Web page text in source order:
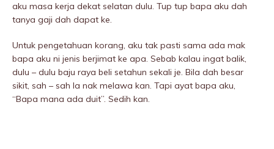
aku masa kerja dekat selatan dulu. Tup tup bapa aku dah
tanya gaji dah dapat ke.
Untuk pengetahuan korang, aku tak pasti sama ada mak
bapa aku ni jenis berjimat ke apa. Sebab kalau ingat balik,
dulu – dulu baju raya beli setahun sekali je. Bila dah besar
sikit, sah – sah la nak melawa kan. Tapi ayat bapa aku,
“Bapa mana ada duit”. Sedih kan.